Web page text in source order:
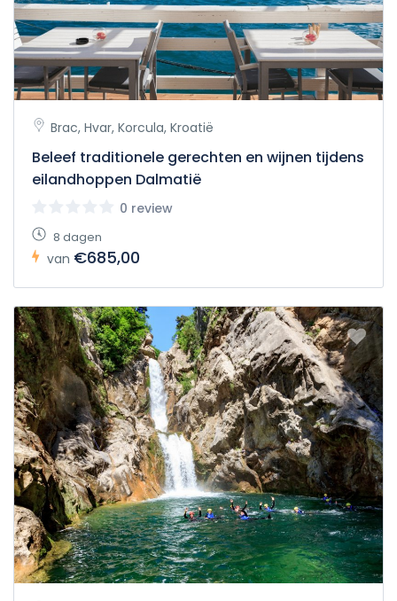
Brac, Hvar, Korcula, Kroatië
Beleef traditionele gerechten en wijnen tijdens
eilandhoppen Dalmatië
0 review
8 dagen
van €685,00